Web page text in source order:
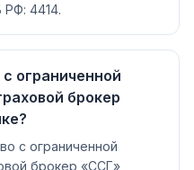
4414.
ограниченной
брокер
с ограниченной
брокер «ССГ»